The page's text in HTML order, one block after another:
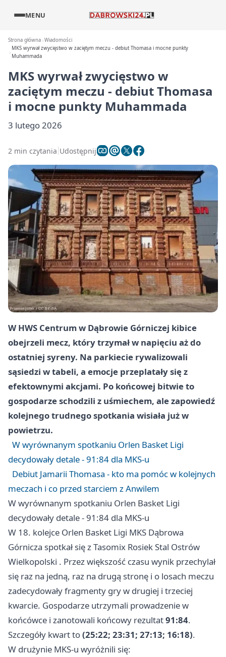
MENU
Strona główna Wiadomości
MKS wyrwał zwycięstwo w zaciętym meczu - debiut Thomasa i mocne punkty
Muhammada
MKS wyrwał zwycięstwo w
zaciętym meczu - debiut Thomasa
i mocne punkty Muhammada
3 lutego 2026
2 min czytania Udostępnij
W HWS Centrum w Dąbrowie Górniczej kibice
obejrzeli mecz, który trzymał w napięciu aż do
ostatniej syreny. Na parkiecie rywalizowali
sąsiedzi w tabeli, a emocje przeplatały się z
efektownymi akcjami. Po końcowej bitwie to
gospodarze schodzili z uśmiechem, ale zapowiedź
kolejnego trudnego spotkania wisiała już w
powietrzu.
W wyrównanym spotkaniu Orlen Basket Ligi
decydowały detale - 91:84 dla MKS-u
Debiut Jamarii Thomasa - kto ma pomóc w kolejnych
meczach i co przed starciem z Anwilem
W wyrównanym spotkaniu Orlen Basket Ligi
decydowały detale - 91:84 dla MKS-u
W 18. kolejce Orlen Basket Ligi MKS Dąbrowa
Górnicza spotkał się z Tasomix Rosiek Stal Ostrów
Wielkopolski . Przez większość czasu wynik przechylał
się raz na jedną, raz na drugą stronę i o losach meczu
zadecydowały fragmenty gry w drugiej i trzeciej
kwarcie. Gospodarze utrzymali prowadzenie w
końcówce i zanotowali końcowy rezultat91:84.
Szczegóły kwart to(25:22; 23:31; 27:13; 16:18).
W drużynie MKS-u wyróżnili się: